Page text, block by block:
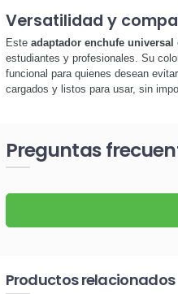
Versatilidad y
Este adaptador enchufe
estudiantes y profesionales. Su
funcional para quienes desean
cargados y listos para usar, sin
Preguntas
Productos relacionados